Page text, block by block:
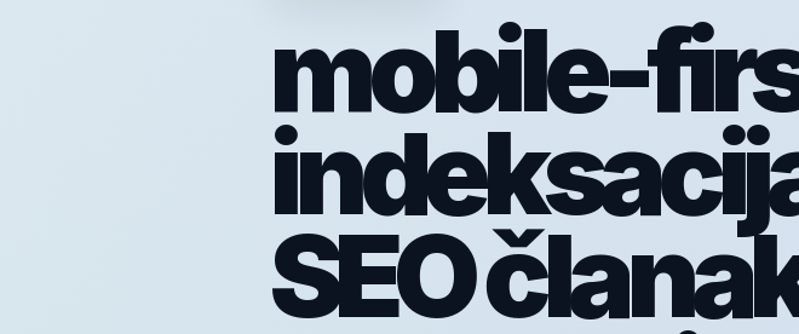
mobile-
SEO